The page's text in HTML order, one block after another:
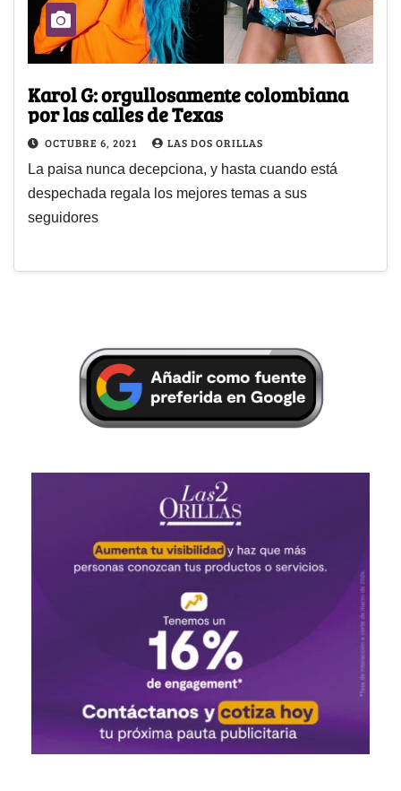
Karol G: orgullosamente colombiana
por las calles de Texas
OCTUBRE 6, 2021 LAS DOS ORILLAS
La paisa nunca decepciona, y hasta cuando está
despechada regala los mejores temas a sus
seguidores